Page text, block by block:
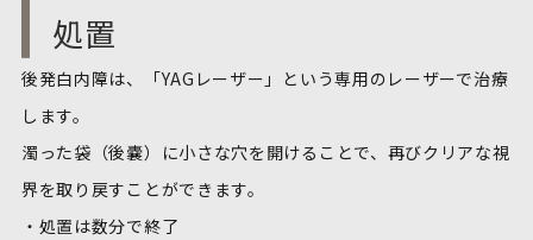
処置
後発白内障は、「YAGレーザー」という専用のレーザーで治療
します。
濁った袋（後嚢）に小さな穴を開けることで、再びクリアな視
界を取り戻すことができます。
・処置は数分で終了